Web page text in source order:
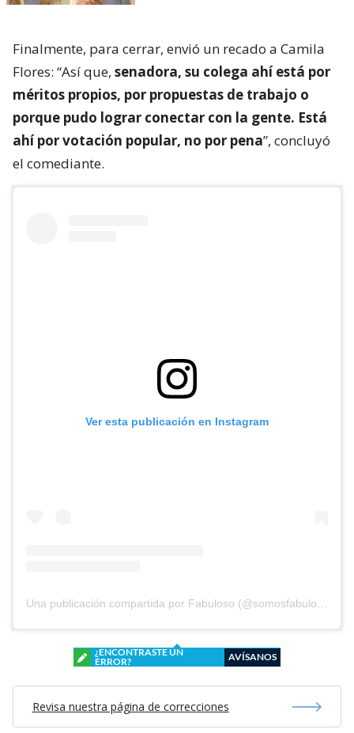
Finalmente, para cerrar, envió un recado a Camila
Flores: “Así que, senadora, su colega ahí está por
méritos propios, por propuestas de trabajo o
porque pudo lograr conectar con la gente. Está
ahí por votación popular, no por pena”, concluyó
el comediante.
Ver esta publicación en Instagram
¿ENCONTRASTE UN
ERROR?
AVÍSANOS
Revisa nuestra página de correcciones